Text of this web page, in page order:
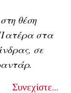
στη θέση
στα
, σε
Συνεχίστε...